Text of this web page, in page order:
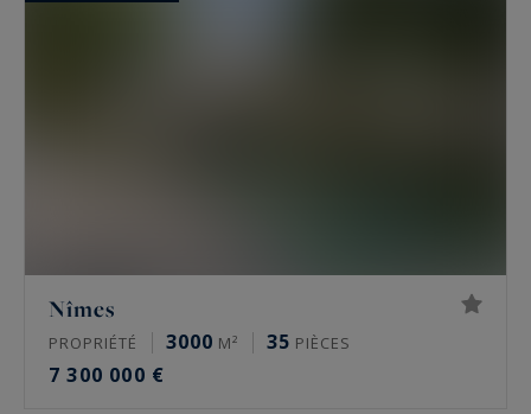
Nîmes
PROPRIÉTÉ 3000 M² 35 PIÈCES
7 300 000 €